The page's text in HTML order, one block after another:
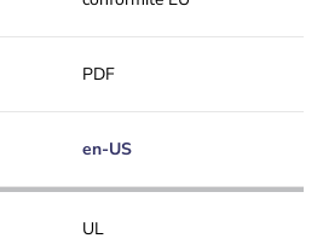
PDF
en-US
UL